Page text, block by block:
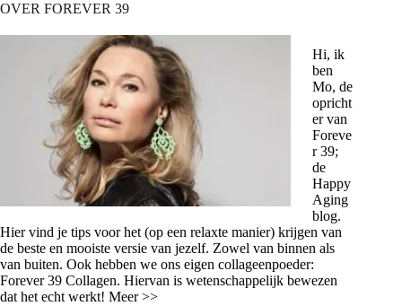
OVER FOREVER 39
Hi, ik
ben
Mo, de
opricht
er van
Foreve
r 39;
de
Happy
Aging
blog.
Hier vind je tips voor het (op een relaxte manier) krijgen van
de beste en mooiste versie van jezelf. Zowel van binnen als
van buiten. Ook hebben we ons eigen collageenpoeder:
Forever 39 Collagen. Hiervan is wetenschappelijk bewezen
dat het echt werkt! Meer >>